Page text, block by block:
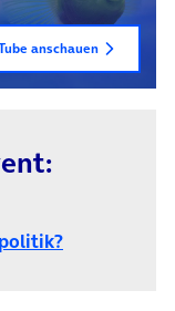
anschauen
(öffnet in